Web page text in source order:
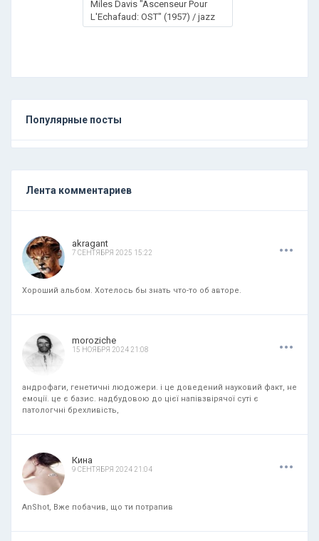
Miles Davis "Ascenseur Pour
L'Echafaud: OST" (1957) / jazz
Популярные посты
Лента комментариев
akragant
7 СЕНТЯБРЯ 2025 15:22 ...
Хороший альбом. Хотелось бы знать что-то об авторе.
moroziche
15 НОЯБРЯ 2024 21:08 ...
андрофаги, генетичні людожери. і це доведений науковий факт, не
емоції. це є базис. надбудовою до цієї напівзвірячої суті є
патологчні брехливість,
Кина
9 СЕНТЯБРЯ 2024 21:04 ...
AnShot, Вже побачив, що ти потрапив